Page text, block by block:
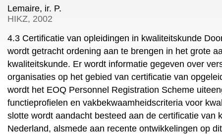
Lemaire, ir. P.
HIKZ, 2002
4.3 Certificatie van opleidingen in kwaliteitskunde
wordt getracht ordening aan te brengen in het grote
kwaliteitskunde. Er wordt informatie gegeven over
organisaties op het gebied van certificatie van
wordt het EOQ Personnel Registration Scheme
functieprofielen en vakbekwaamheidscriteria voor
slotte wordt aandacht besteed aan de certificatie van
Nederland, alsmede aan recente ontwikkelingen op